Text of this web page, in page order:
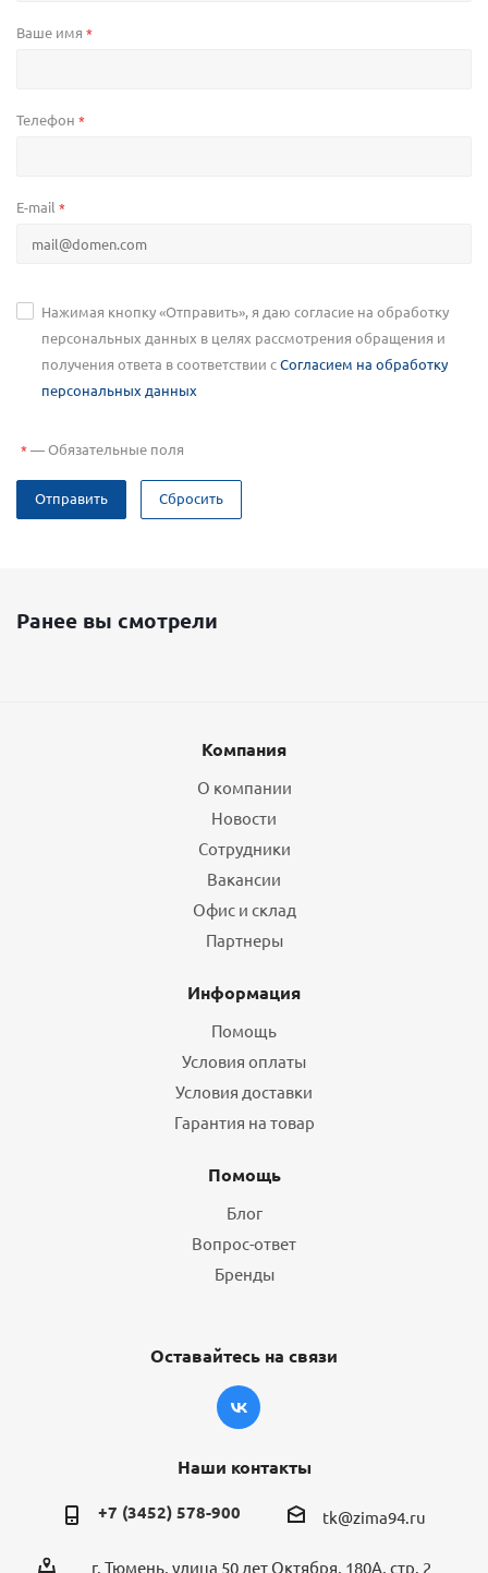
Ваше имя *
Телефон *
E-mail *
Нажимая кнопку «Отправить», я даю согласие на обработку
персональных данных в целях рассмотрения обращения и
получения ответа в соответствии сСогласием на обработку
персональных данных
*—Обязательные поля
Отправить Сбросить
Ранее вы смотрели
Компания
О компании
Новости
Сотрудники
Вакансии
Офис и склад
Партнеры
Информация
Помощь
Условия оплаты
Условия доставки
Гарантия на товар
Помощь
Блог
Вопрос-ответ
Бренды
Оставайтесь на связи
Наши контакты
+7 (3452) 578-900 tk@zima94.ru
г. Тюмень, улица 50 лет Октября, 180А, стр. 2